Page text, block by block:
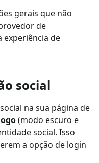
gerais que não
de
experiência de
social
na sua página de
(modo escuro e
social. Isso
a opção de login